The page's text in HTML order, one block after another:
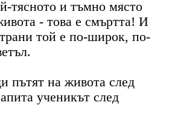
тясното и тъмно място
- това е смъртта! И
той е по-широк, по-
пътят на живота след
ученикът след